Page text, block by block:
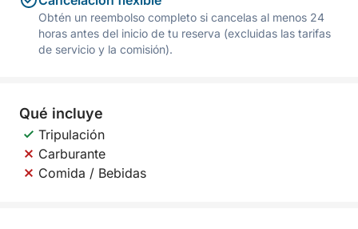
Obtén un reembolso completo si cancelas al menos 24
horas antes del inicio de tu reserva (excluidas las tarifas
de servicio y la comisión).
Qué incluye
Tripulación
Carburante
Comida / Bebidas